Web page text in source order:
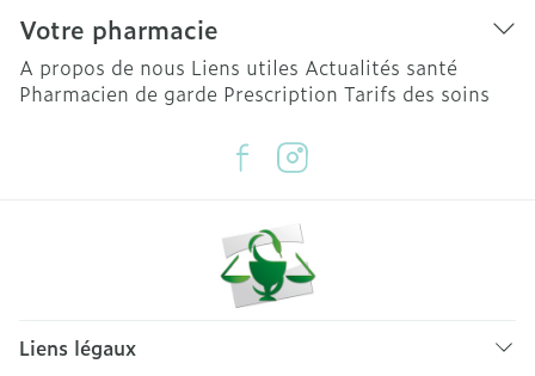
Votre pharmacie
A propos de nous Liens utiles Actualités santé
Pharmacien de garde Prescription Tarifs des soins
Liens légaux